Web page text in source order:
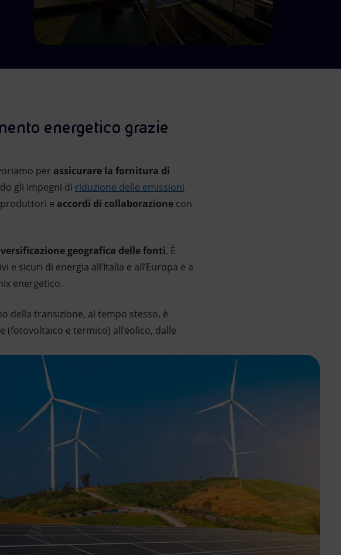
energetico grazie
per assicurare la fornitura di
gli impegni di riduzione delle emissioni
e accordi di collaborazione con
geografica delle fonti. È
sicuri di energia all’Italia e all’Europa e a
energetico.
della transizione, al tempo stesso, è
e termico) all’eolico, dalle